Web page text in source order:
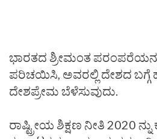
ಭಾರತದ ಶ್ರೀಮಂತ
ಪರಿಚಯಿಸಿ, ಅವರಲ್ಲಿ ದೇಶದ ಬಗ್ಗೆ
ದೇಶಪ್ರೇಮ ಬೆಳೆಸುವುದು.
ರಾಷ್ಟ್ರೀಯ ಶಿಕ್ಷಣ ನೀತಿ 2020